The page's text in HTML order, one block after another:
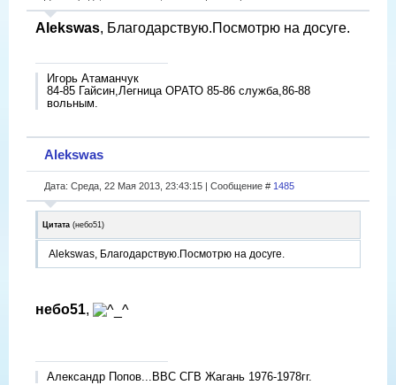
Alekswas, Благодарствую.Посмотрю на досуге.
Игорь Атаманчук
84-85 Гайсин,Легница ОРАТО 85-86 служба,86-88
вольным.
Alekswas
Дата: Среда, 22 Мая 2013, 23:43:15 | Сообщение # 1485
Цитата (небо51 )
Alekswas, Благодарствую.Посмотрю на досуге.
небо51,
Александр Попов...ВВС СГВ Жагань 1976-1978гг.